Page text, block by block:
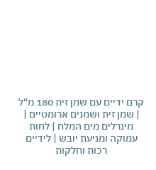
קרם ידיים עם שמן זית 180 מ"ל
| שמן זית ושמנים ארומטיים |
מינרלים מים המלח | לחות
עמוקה ומניעת יובש | לידיים
רכות וחלקות